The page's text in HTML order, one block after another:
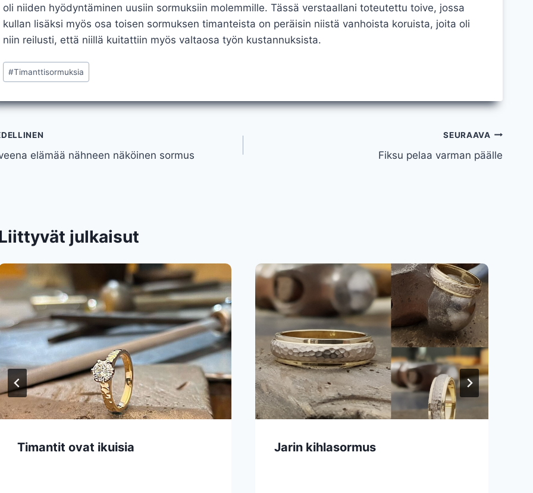
oli niiden hyödyntäminen uusiin sormuksiin molemmille. Tässä verstaallani toteutettu toive, jossa
kullan lisäksi myös osa toisen sormuksen timanteista on peräisin niistä vanhoista koruista, joita oli
niin reilusti, että niillä kuitattiin myös valtaosa työn kustannuksista.
Avainsanat:
#Timanttisormuksia
elämää nähneen näköinen sormus
SEURAAVA
Fiksu pelaa varman päälle
julkaisut
Timantit ovat ikuisia Jarin kihlasormus